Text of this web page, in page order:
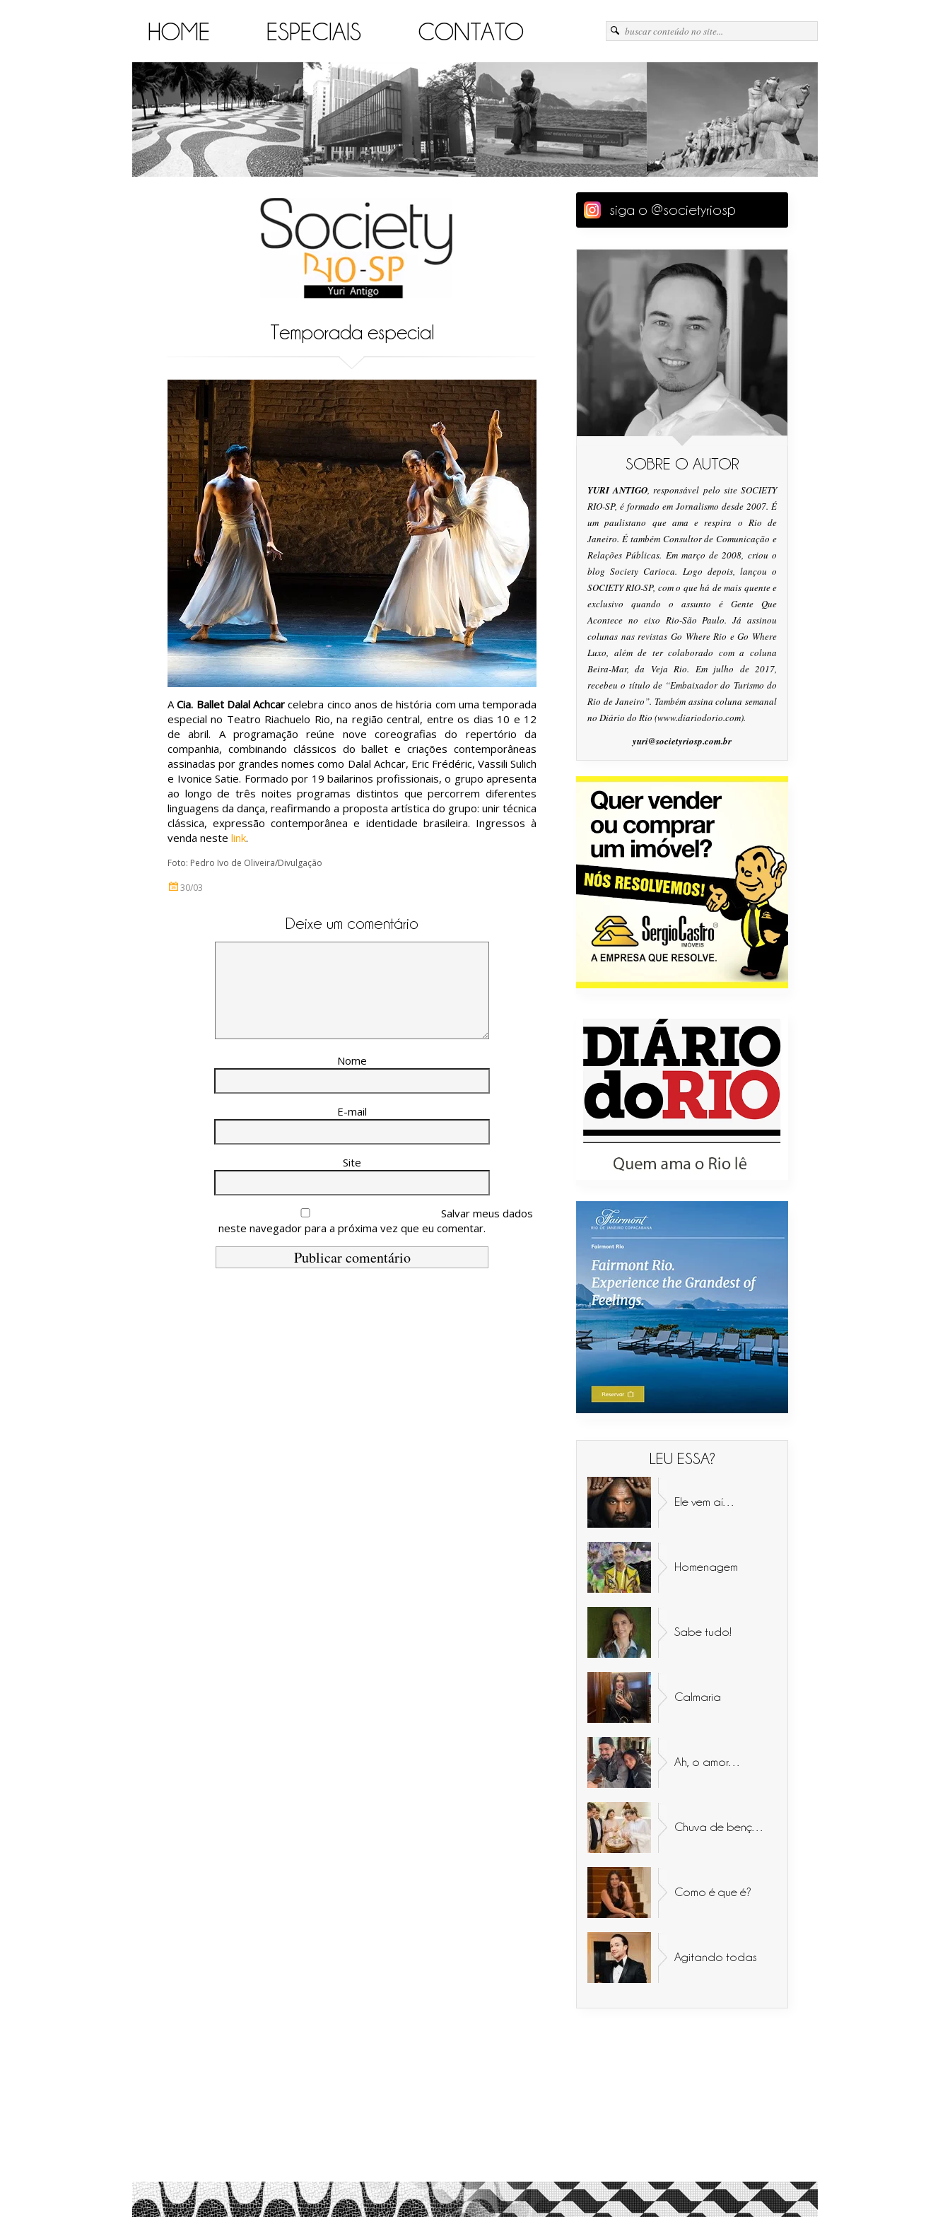
HOME ESPECIAIS CONTATO
Temporada especial
ACia. Ballet Dalal Achcar celebra cinco anos de história com uma temporada
especial no Teatro Riachuelo Rio, na região central, entre os dias 10 e 12
de abril. A programação reúne nove coreografias do repertório da
companhia, combinando clássicos do ballet e criações contemporâneas
assinadas por grandes nomes como Dalal Achcar, Eric Frédéric, Vassili Sulich
e Ivonice Satie. Formado por 19 bailarinos profissionais, o grupo apresenta
ao longo de três noites programas distintos que percorrem diferentes
linguagens da dança, reafirmando a proposta artística do grupo: unir técnica
clássica, expressão contemporânea e identidade brasileira. Ingressos à
venda neste link.
Foto: Pedro Ivo de Oliveira/Divulgação
30/03
Deixe um comentário
Nome
E-mail
Site
Salvar meus dados
neste navegador para a próxima vez que eu comentar.
siga o @societyriosp
SOBRE O AUTOR
YURI ANTIGO, responsável pelo site SOCIETY
RIO-SP, é formado em Jornalismo desde 2007. É
um paulistano que ama e respira o Rio de
Janeiro. É também Consultor de Comunicação e
Relações Públicas. Em março de 2008, criou o
blog Society Carioca. Logo depois, lançou o
SOCIETY RIO-SP, com o que há de mais quente e
exclusivo quando o assunto é Gente Que
Acontece no eixo Rio-São Paulo. Já assinou
colunas nas revistas Go Where Rio e Go Where
Luxo, além de ter colaborado com a coluna
Beira-Mar, da Veja Rio. Em julho de 2017,
recebeu o título de “Embaixador do Turismo do
Rio de Janeiro”. Também assina coluna semanal
no Diário do Rio (www.diariodorio.com).
yuri@societyriosp.com.br
LEU ESSA?
Ele vem aí…
Homenagem
Sabe tudo!
Calmaria
Ah, o amor…
Como é que é?
Agitando todas